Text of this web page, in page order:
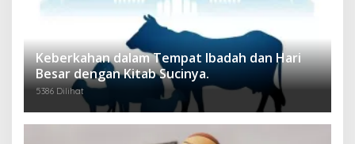
Keberkahan dalam Tempat Ibadah dan Hari
Besar dengan Kitab Sucinya.
5386 Dilihat